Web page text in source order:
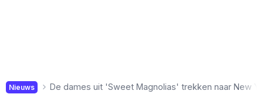
Nieuws De dames uit 'Sweet Magnolias' trekken naar New